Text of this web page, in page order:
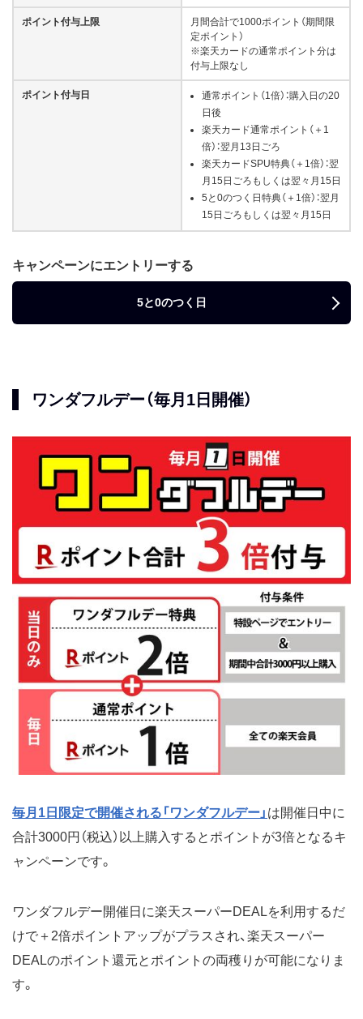
ポイント付与上限
月間合計で1000ポイント（期間限
定ポイント）
※楽天カードの通常ポイント分は
付与上限なし
ポイント付与日
通常ポイント（1倍）：購入日の20
日後
楽天カード通常ポイント（＋1
倍）：翌月13日ごろ
楽天カードSPU特典（＋1倍）：翌
月15日ごろもしくは翌々月15日
5と0のつく日特典（＋1倍）：翌月
15日ごろもしくは翌々月15日
キャンペーンにエントリーする
5と0のつく日
ワンダフルデー（毎月1日開催）
毎月1日限定で開催される「ワンダフルデー」 は開催日中に
合計3000円（税込）以上購入するとポイントが3倍となるキ
ャンペーンです。
ワンダフルデー開催日に楽天スーパーDEALを利用するだ
けで＋2倍ポイントアップがプラスされ、楽天スーパー
DEALのポイント還元とポイントの両穫りが可能になりま
す。